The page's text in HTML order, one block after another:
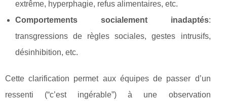
extrême, hyperphagie, refus alimentaires, etc.
Comportements socialement inadaptés:
transgressions de règles sociales, gestes intrusifs,
désinhibition, etc.
Cette clarification permet aux équipes de passer d’un
ressenti (“c’est ingérable”) à une observation